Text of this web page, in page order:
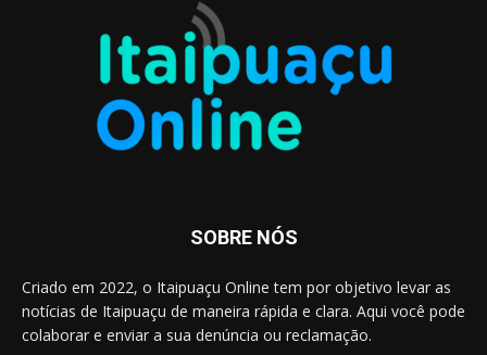
SOBRE NÓS
Criado em 2022, o Itaipuaçu Online tem por objetivo levar as
notícias de Itaipuaçu de maneira rápida e clara. Aqui você pode
colaborar e enviar a sua denúncia ou reclamação.